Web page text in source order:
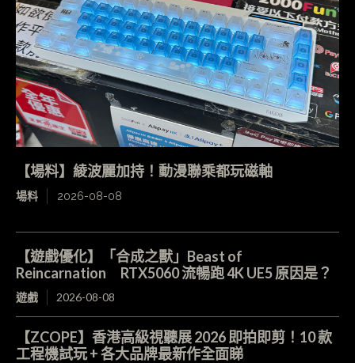
【場料】綾波麗加持！動漫聯乘都玩磁軸
場料 2026-08-08
【遊戲優化】「合成之獸」Beast of
Reincarnation RTX5060 流暢跑 4K UE5 原因是？
遊戲 2026-08-08
【ZCOPE】香港高級視聽展 2026 即拍即剪！10 款
工程機試玩 + 各大品牌最新作全面睇